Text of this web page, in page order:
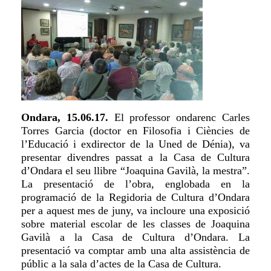
Ondara, 15.06.17. El professor ondarenc Carles
Torres Garcia (doctor en Filosofia i Ciències de
l’Educació i exdirector de la Uned de Dénia), va
presentar divendres passat a la Casa de Cultura
d’Ondara el seu llibre “Joaquina Gavilà, la mestra”.
La presentació de l’obra, englobada en la
programació de la Regidoria de Cultura d’Ondara
per a aquest mes de juny, va incloure una exposició
sobre material escolar de les classes de Joaquina
Gavilà a la Casa de Cultura d’Ondara. La
presentació va comptar amb una alta assistència de
públic a la sala d’actes de la Casa de Cultura.